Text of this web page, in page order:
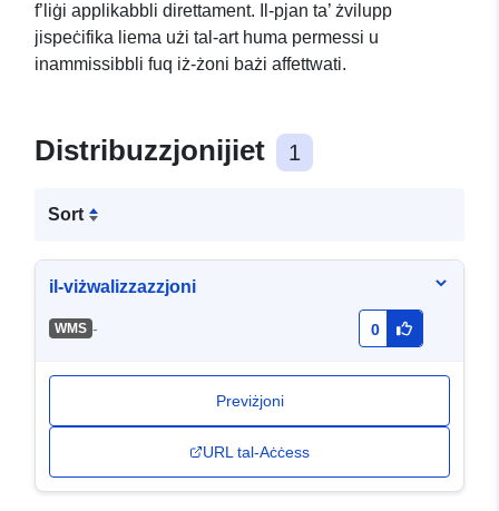
f’liġi applikabbli direttament. Il-pjan ta’ żvilupp
jispeċifika liema użi tal-art huma permessi u
inammissibbli fuq iż-żoni bażi affettwati.
Distribuzzjonijiet 1
Sort
il-viżwalizzazzjoni
WMS - 0
Previżjoni
URL tal-Aċċess